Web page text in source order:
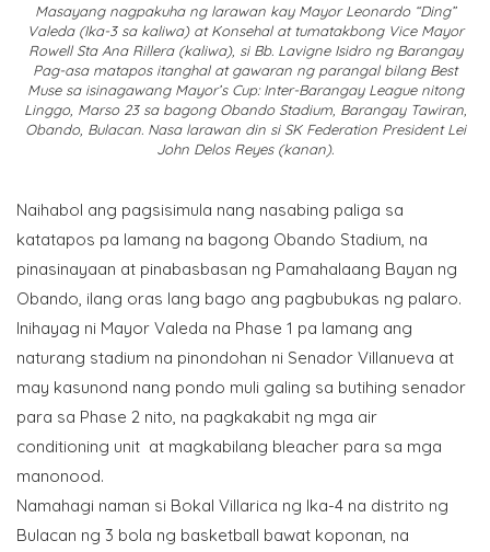
Masayang nagpakuha ng larawan kay Mayor Leonardo “Ding”
Valeda (Ika-3 sa kaliwa) at Konsehal at tumatakbong Vice Mayor
Rowell Sta Ana Rillera (kaliwa), si Bb. Lavigne Isidro ng Barangay
Pag-asa matapos itanghal at gawaran ng parangal bilang Best
Muse sa isinagawang Mayor’s Cup: Inter-Barangay League nitong
Linggo, Marso 23 sa bagong Obando Stadium, Barangay Tawiran,
Obando, Bulacan. Nasa larawan din si SK Federation President Lei
John Delos Reyes (kanan).
Naihabol ang pagsisimula nang nasabing paliga sa
katatapos pa lamang na bagong Obando Stadium, na
pinasinayaan at pinabasbasan ng Pamahalaang Bayan ng
Obando, ilang oras lang bago ang pagbubukas ng palaro.
Inihayag ni Mayor Valeda na Phase 1 pa lamang ang
naturang stadium na pinondohan ni Senador Villanueva at
may kasunond nang pondo muli galing sa butihing senador
para sa Phase 2 nito, na pagkakabit ng mga air
conditioning unit at magkabilang bleacher para sa mga
manonood.
Namahagi naman si Bokal Villarica ng Ika-4 na distrito ng
Bulacan ng 3 bola ng basketball bawat koponan, na